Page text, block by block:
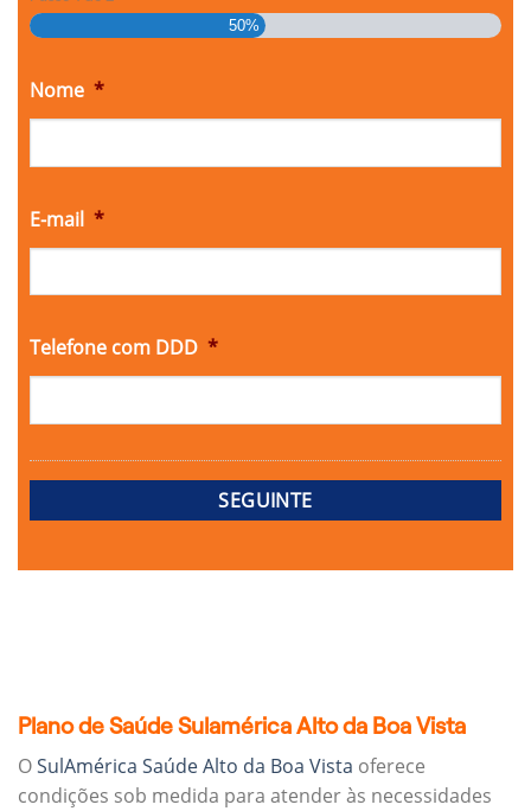
50%
Nome *
E-mail *
Telefone com DDD *
Plano de Saúde Sulamérica Alto da Boa Vista
OSulAmérica Saúde Alto da Boa Vista oferece
condições sob medida para atender às necessidades